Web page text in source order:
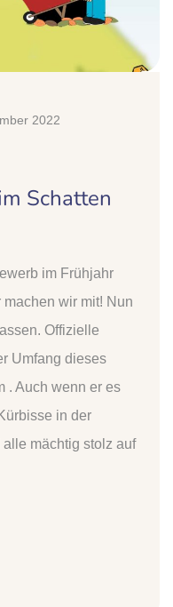
2022
Schatten
im Frühjahr
wir mit! Nun
Offizielle
Umfang dieses
. Auch wenn er es
in der
mächtig stolz auf